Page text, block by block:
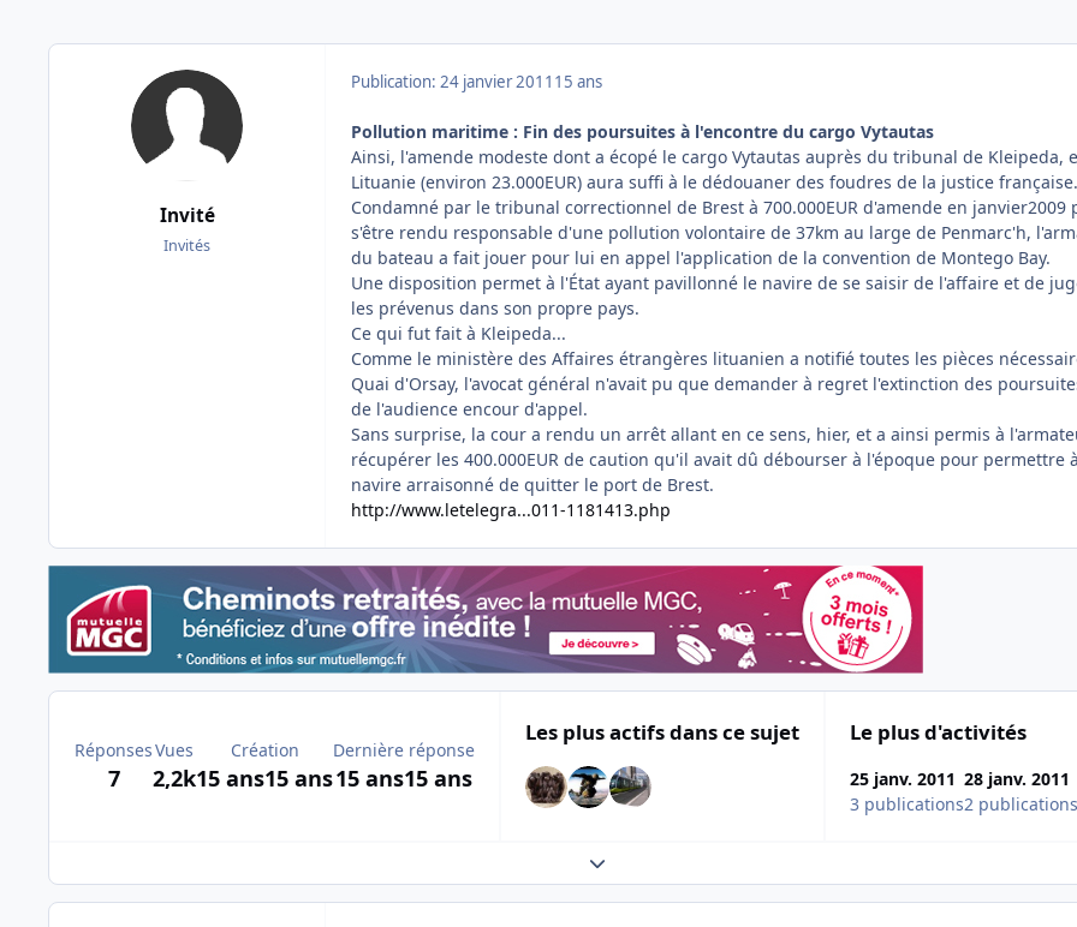
Invité
Invités
Publication: 24 janvier 2011 15 ans
Pollution maritime : Fin des poursuites à l'encontre du cargo Vytautas
Ainsi, l'amende modeste dont a écopé le cargo Vytautas auprès du tribunal de Kleipeda,
Lituanie (environ 23.000EUR) aura suffi à le dédouaner des foudres de la justice française.
Condamné par le tribunal correctionnel de Brest à 700.000EUR d'amende en janvier2009
s'être rendu responsable d'une pollution volontaire de 37km au large de Penmarc'h,
du bateau a fait jouer pour lui en appel l'application de la convention de Montego Bay.
Une disposition permet à l'État ayant pavillonné le navire de se saisir de l'affaire et de
les prévenus dans son propre pays.
Ce qui fut fait à Kleipeda...
Comme le ministère des Affaires étrangères lituanien a notifié toutes les pièces
Quai d'Orsay, l'avocat général n'avait pu que demander à regret l'extinction des
de l'audience encour d'appel.
Sans surprise, la cour a rendu un arrêt allant en ce sens, hier, et a ainsi permis à
récupérer les 400.000EUR de caution qu'il avait dû débourser à l'époque pour permettre
navire arraisonné de quitter le port de Brest.
http://www.letelegra...011-1181413.php
Réponses
7
Vues
2,2k
Création
15 ans15 ans
Dernière réponse
15 ans15 ans
Les plus actifs dans ce sujet Le plus d'activités
25 janv. 2011
3 publications
28 janv. 2011
2 publications
Expand topic overview